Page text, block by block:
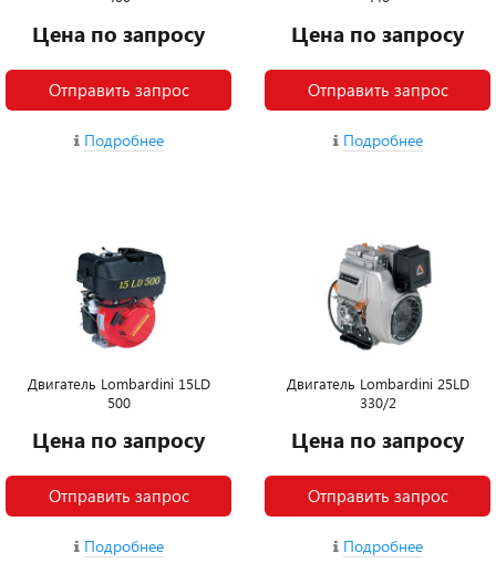
Цена по запросу
Отправить запрос
Подробнее
Цена по запросу
Отправить запрос
Подробнее
Двигатель Lombardini 15LD
500
Цена по запросу
Отправить запрос
Подробнее
Двигатель Lombardini 25LD
330/2
Цена по запросу
Отправить запрос
Подробнее